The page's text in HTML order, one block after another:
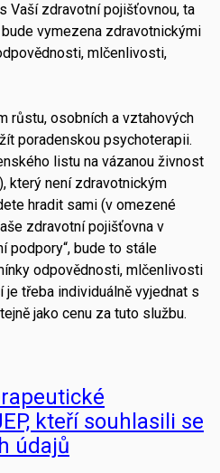
Vaší zdravotní pojišťovnou, ta
vymezena zdravotnickými
mlčenlivosti,
růstu, osobních a vztahových
poradenskou psychoterapii.
listu na vázanou živnost
který není zdravotnickým
hradit sami (v omezené
zdravotní pojišťovna v
podpory“, bude to stále
odpovědnosti, mlčenlivosti
třeba individuálně vyjednat s
jako cenu za tuto službu.
kteří souhlasili se
údajů